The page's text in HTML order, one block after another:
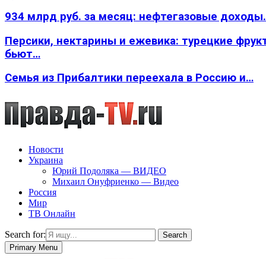
934 млрд руб. за месяц: нефтегазовые
Персики, нектарины и ежевика: турецкие
бьют…
Семья из Прибалтики переехала в Россию и…
Новости
Украина
Юрий Подоляка — ВИДЕО
Михаил Онуфриенко — Видео
Россия
Мир
ТВ Онлайн
Search for:
Search
Primary Menu